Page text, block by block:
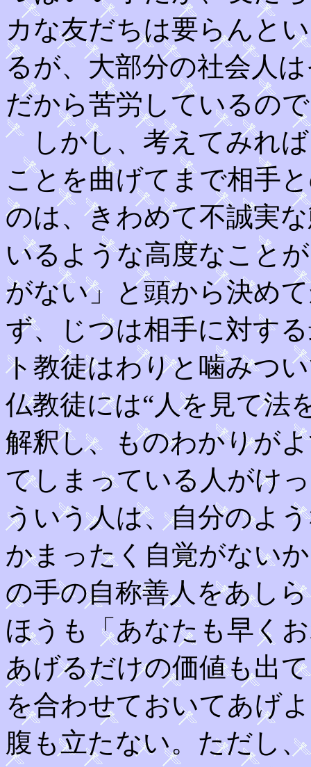
カな友だちは要らんと
るが、大部分の社会人
だから苦労しているの
しかし、考えてみれば
ことを曲げてまで相手
のは、きわめて不誠実
いるような高度なこと
がない」と頭から決め
ず、じつは相手に対す
ト教徒はわりと噛みつ
仏教徒には“人を見て法
解釈し、ものわかりが
てしまっている人がけ
ういう人は、自分のよ
かまったく自覚がない
の手の自称善人をあし
ほうも「あなたも早く
あげるだけの価値も出
を合わせておいてあげ
腹も立たない。ただし